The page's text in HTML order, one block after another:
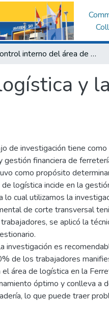
Control interno del área de logística y la gestión financiera de ferreteria Electro Geza
y
de investigación tiene
gestión financiera de
como propósito
logística incide en la
lo cual utilizamos la
de corte transversal
se aplicó la
investigación es
de los trabajadores
área de logística en la
óptimo y conlleva a
lo que puede traer